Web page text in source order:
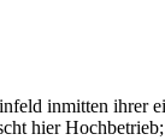
inmitten ihrer
hier